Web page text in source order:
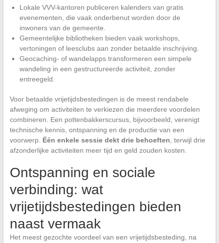
Lokale VVV-kantoren publiceren kalenders van gratis
evenementen, die vaak onderbenut worden door de
inwoners van de gemeente.
Gemeentelijke bibliotheken bieden vaak workshops,
vertoningen of leesclubs aan zonder betaalde inschrijving.
Geocaching- of wandelapps transformeren een simpele
wandeling in een gestructureerde activiteit, zonder
entreegeld.
Voor betaalde vrijetijdsbestedingen is de meest rendabele
afweging om activiteiten te verkiezen die meerdere voordelen
combineren. Een pottenbakkerscursus, bijvoorbeeld, verenigt
technische kennis, ontspanning en de productie van een
voorwerp. Één enkele sessie dekt drie behoeften, terwijl drie
afzonderlijke activiteiten meer tijd en geld zouden kosten.
Ontspanning en sociale
verbinding: wat
vrijetijdsbestedingen bieden
naast vermaak
Het meest gezochte voordeel van een vrijetijdsbesteding, na